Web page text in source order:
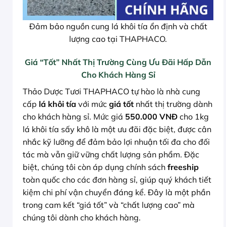
Đảm bảo nguồn cung lá khôi tía ổn định và chất
lượng cao tại THAPHACO.
Giá “Tốt” Nhất Thị Trường Cùng Ưu Đãi Hấp Dẫn
Cho Khách Hàng Sỉ
Thảo Dược Tươi THAPHACO tự hào là nhà cung
cấp lá khôi tía với mức giá tốt nhất thị trường dành
cho khách hàng sỉ. Mức giá 550.000 VNĐ cho 1kg
lá khôi tía sấy khô là một ưu đãi đặc biệt, được cân
nhắc kỹ lưỡng để đảm bảo lợi nhuận tối đa cho đối
tác mà vẫn giữ vững chất lượng sản phẩm. Đặc
biệt, chúng tôi còn áp dụng chính sách freeship
toàn quốc cho các đơn hàng sỉ, giúp quý khách tiết
kiệm chi phí vận chuyển đáng kể. Đây là một phần
trong cam kết “giá tốt” và “chất lượng cao” mà
chúng tôi dành cho khách hàng.